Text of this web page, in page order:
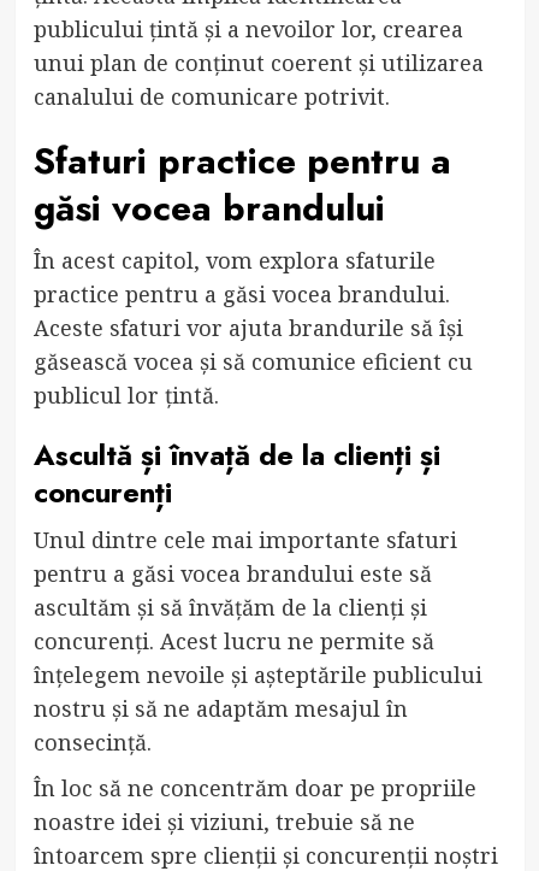
publicului țintă și a nevoilor lor, crearea
unui plan de conținut coerent și utilizarea
canalului de comunicare potrivit.
Sfaturi practice pentru a
găsi vocea brandului
În acest capitol, vom explora sfaturile
practice pentru a găsi vocea brandului.
Aceste sfaturi vor ajuta brandurile să își
găsească vocea și să comunice eficient cu
publicul lor țintă.
Ascultă și învață de la clienți și
concurenți
Unul dintre cele mai importante sfaturi
pentru a găsi vocea brandului este să
ascultăm și să învățăm de la clienți și
concurenți. Acest lucru ne permite să
înțelegem nevoile și așteptările publicului
nostru și să ne adaptăm mesajul în
consecință.
În loc să ne concentrăm doar pe propriile
noastre idei și viziuni, trebuie să ne
întoarcem spre clienții și concurenții noștri